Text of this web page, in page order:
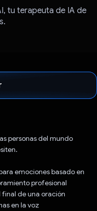
tu terapeuta de IA de
personas del mundo
emociones basado en
profesional
de una oración
en la voz